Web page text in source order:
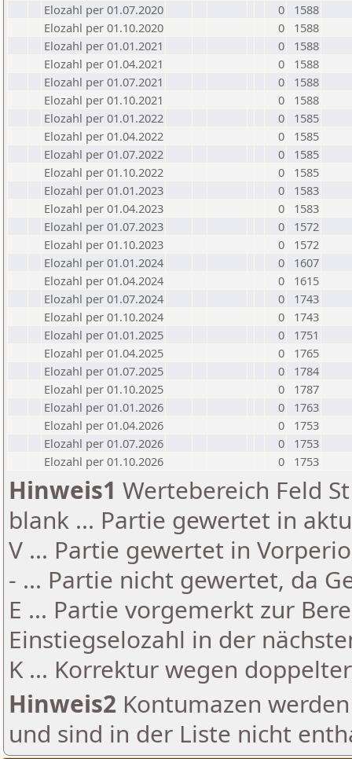
Elozahl per 01.07.2020
0
1588
Elozahl per 01.10.2020
0
1588
Elozahl per 01.01.2021
0
1588
Elozahl per 01.04.2021
0
1588
Elozahl per 01.07.2021
0
1588
Elozahl per 01.10.2021
0
1588
Elozahl per 01.01.2022
0
1585
Elozahl per 01.04.2022
0
1585
Elozahl per 01.07.2022
0
1585
Elozahl per 01.10.2022
0
1585
Elozahl per 01.01.2023
0
1583
Elozahl per 01.04.2023
0
1583
Elozahl per 01.07.2023
0
1572
Elozahl per 01.10.2023
0
1572
Elozahl per 01.01.2024
0
1607
Elozahl per 01.04.2024
0
1615
Elozahl per 01.07.2024
0
1743
Elozahl per 01.10.2024
0
1743
Elozahl per 01.01.2025
0
1751
Elozahl per 01.04.2025
0
1765
Elozahl per 01.07.2025
0
1784
Elozahl per 01.10.2025
0
1787
Elozahl per 01.01.2026
0
1763
Elozahl per 01.04.2026
0
1753
Elozahl per 01.07.2026
0
1753
Elozahl per 01.10.2026
0 1753
Hinweis1 Wertebereich Feld
blank ... Partie gewertet in
V ... Partie gewertet in
- ... Partie nicht gewertet, da
E ... Partie vorgemerkt zur
Einstiegselozahl in der
K ... Korrektur wegen
Hinweis2 Kontumazen
und sind in der Liste nicht